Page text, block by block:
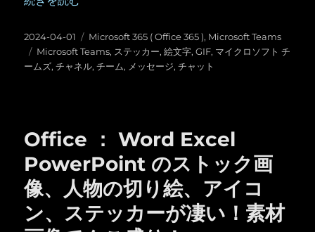
投
稿
日:
2024-04-01
カ
テ
ゴ
Microsoft 365 ( Office 365 ), Microsoft Teams
タ
グ
Microsoft Teams, ステッカー,絵文字,GIF, マイクロソフト チ
ームズ,チャネル,チーム, メッセージ,チャット
Office ： Word Excel
PowerPoint のストック画
像、人物の切り絵、アイコ
ン、ステッカーが凄い！素材